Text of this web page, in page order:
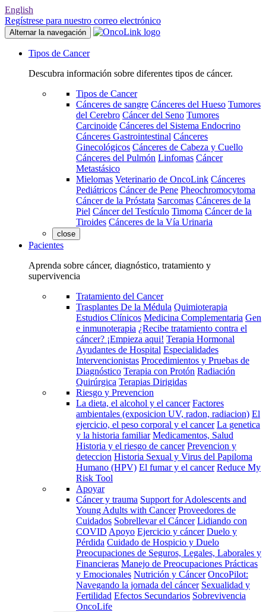
English
Regístrese para nuestro correo electrónico
Alternar la navegación
Tipos de Cancer
Descubra información sobre diferentes tipos de cáncer.
Tipos de Cancer
Cánceres de sangre Cánceres del Hueso Tumores
del Cerebro Cáncer del Seno Tumores
Carcinoide Cánceres del Sistema Endocrino
Cánceres Gastrointestinal Cánceres
Ginecológicos Cánceres de Cabeza y Cuello
Cánceres del Pulmón Linfomas Cáncer
Metastásico
Mielomas Veterinario de OncoLink Cánceres
Pediátricos Cáncer de Pene Pheochromocytoma
Cáncer de la Próstata Sarcomas Cánceres de la
Piel Cáncer del Testículo Timoma Cáncer de la
Tiroides Cánceres de la Vía Urinaria
close
Pacientes
Aprenda sobre cáncer, diagnóstico, tratamiento y
supervivencia
Tratamiento del Cancer
Trasplantes De la Médula Quimioterapia
Estudios Clínicos Medicina Complementaria Gen
e inmunoterapia ¿Recibe tratamiento contra el
cáncer? ¡Empieza aqui! Terapia Hormonal
Ayudantes de Hospital Especialidades
Intervencionistas Procedimientos y Pruebas de
Diagnóstico Terapia con Protón Radiación
Quirúrgica Terapias Dirigidas
Riesgo y Prevencion
La dieta, el alcohol y el cancer Factores
ambientales (exposicion UV, radon, radiacion) El
ejercicio, el peso corporal y el cancer La genetica
y la historia familiar Medicamentos, Salud
Historia y el riesgo de cancer Prevencion y
deteccion Historia Sexual y Virus del Papiloma
Humano (HPV) El fumar y el cancer Reduce My
Risk Tool
Apoyar
Cáncer y trauma Support for Adolescents and
Young Adults with Cancer Proveedores de
Cuidados Sobrellevar el Cáncer Lidiando con
COVID Apoyo Ejercicio y cáncer Duelo y
Pérdida Cuidado de Hospicio y Duelo
Preocupaciones de Seguros, Legales, Laborales y
Financieras Manejo de Preocupaciones Prácticas
y Emocionales Nutrición y Cáncer OncoPilot:
Navegando la jornada del cáncer Sexualidad y
Fertilidad Efectos Secundarios Sobrevivencia
OncoLife